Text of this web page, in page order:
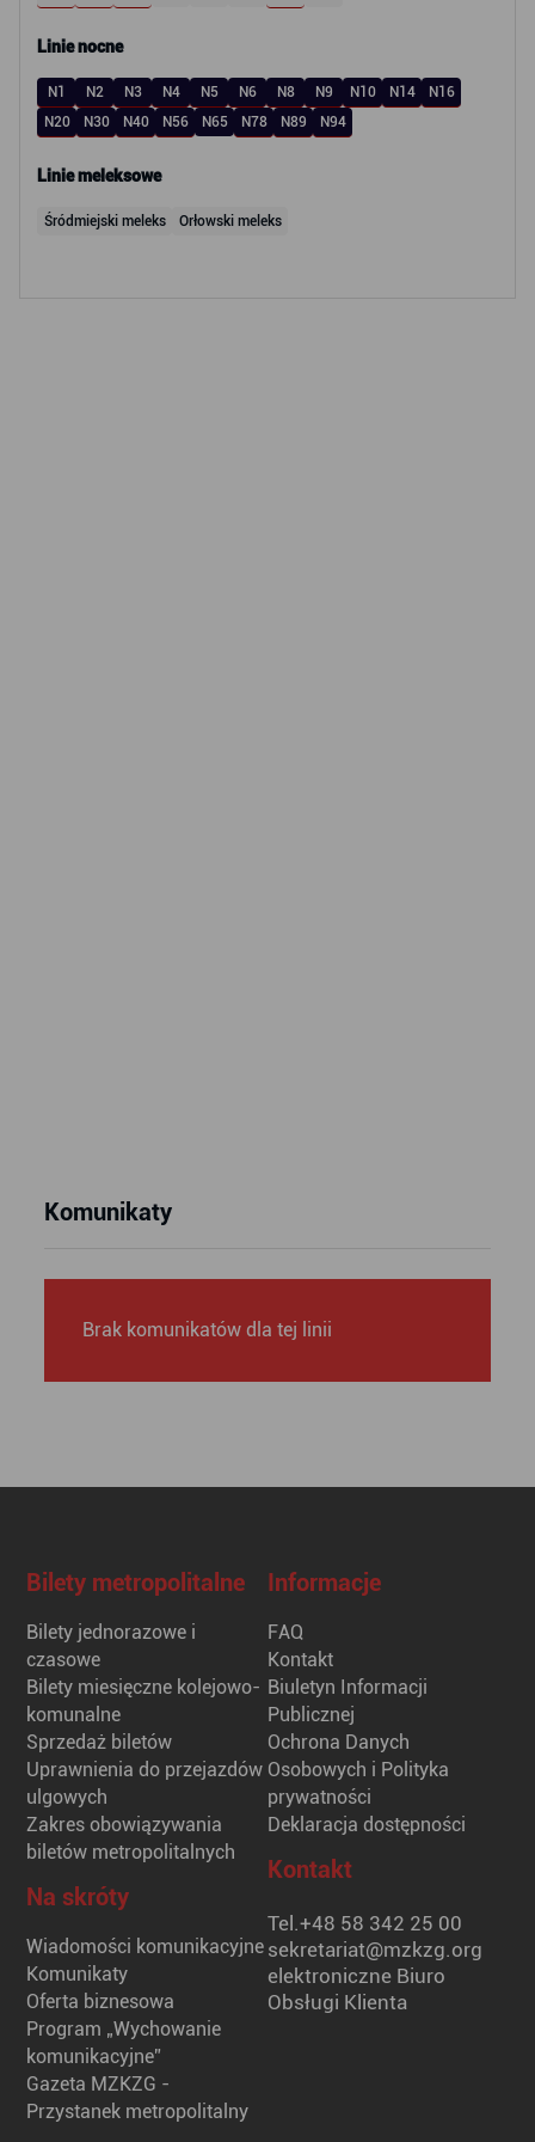
Linie nocne
N1 N2 N3 N4 N5 N6 N8 N9 N10 N14
N16
N20
N30 N40 N56 N65 N78 N89 N94
Linie meleksowe
Śródmiejski meleks Orłowski meleks
Komunikaty
Brak komunikatów dla tej linii
Bilety metropolitalne
Bilety jednorazowe i
czasowe
Bilety miesięczne kolejowo-
komunalne
Sprzedaż biletów
Uprawnienia do przejazdów
ulgowych
Zakres obowiązywania
biletów metropolitalnych
Na skróty
Wiadomości komunikacyjne
Komunikaty
Oferta biznesowa
Program „Wychowanie
komunikacyjne”
Gazeta MZKZG -
Przystanek metropolitalny
Informacje
FAQ
Kontakt
Biuletyn Informacji
Publicznej
Ochrona Danych
Osobowych i Polityka
prywatności
Deklaracja dostępności
Kontakt
Tel.+48 58 342 25 00
sekretariat@mzkzg.org
elektroniczne Biuro
Obsługi Klienta